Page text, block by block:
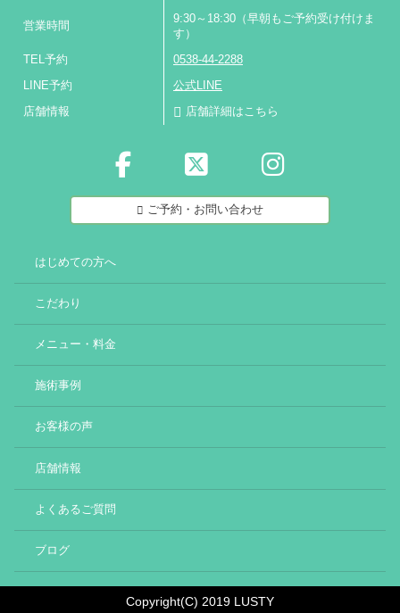
営業時間
9:30～18:30（早朝もご予約受け付けま
す）
TEL予約 0538-44-2288
LINE予約 公式LINE
店舗情報 店舗詳細はこちら
ご予約・お問い合わせ
はじめての方へ
こだわり
メニュー・料金
施術事例
お客様の声
店舗情報
よくあるご質問
ブログ
Copyright(C) 2019 LUSTY